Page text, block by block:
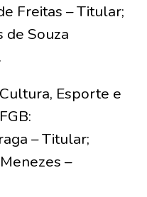
Freitas – Titular;
de Souza
Esporte e
– Titular;
–